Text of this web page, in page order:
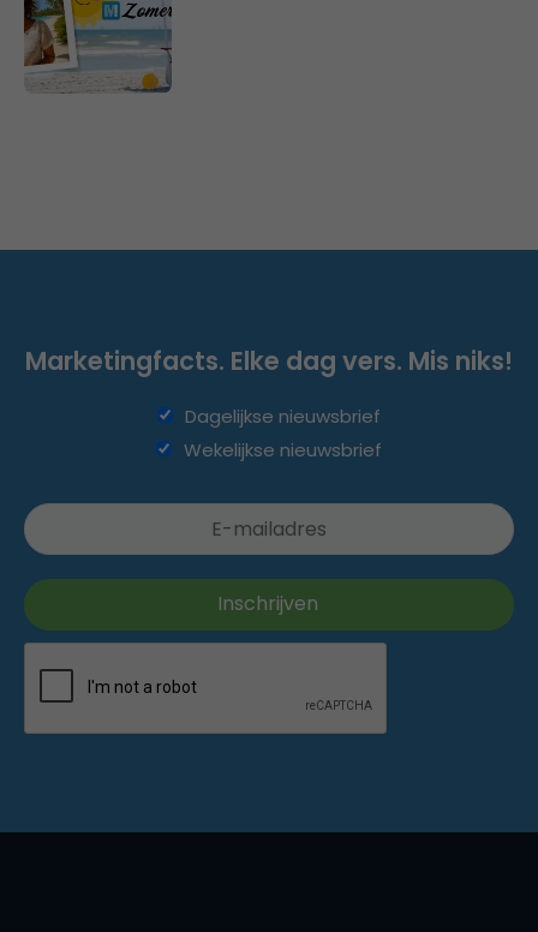
Marketingfacts. Elke dag vers. Mis niks!
Dagelijkse nieuwsbrief
Wekelijkse nieuwsbrief